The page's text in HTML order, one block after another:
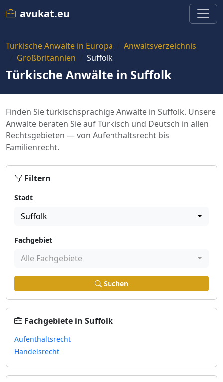
avukat.eu
Türkische Anwälte in Europa
Anwaltsverzeichnis
Großbritannien
Suffolk
Türkische Anwälte in Suffolk
Finden Sie türkischsprachige Anwälte in Suffolk. Unsere
Anwälte beraten Sie auf Türkisch und Deutsch in allen
Rechtsgebieten — von Aufenthaltsrecht bis
Familienrecht.
Filtern
Stadt
Suffolk
Fachgebiet
Alle Fachgebiete
Suchen
Fachgebiete in Suffolk
Aufenthaltsrecht
Handelsrecht